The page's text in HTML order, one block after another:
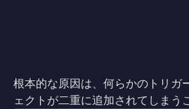
根本的な原因は、何らかのトリガ
ェクトが二重に追加されてしまう